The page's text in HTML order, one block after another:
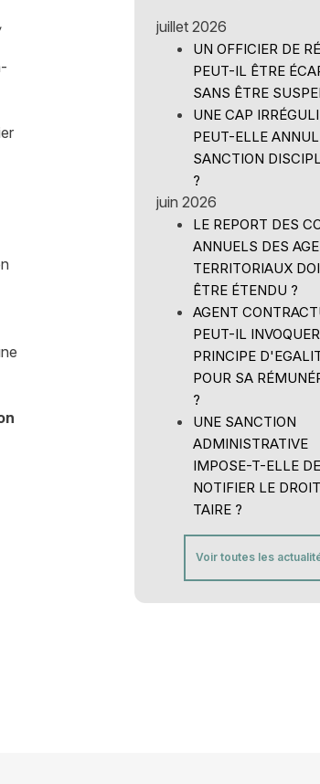
juillet 2026
UN OFFICIER DE
PEUT-IL ÊTRE
SANS ÊTRE
UNE CAP
PEUT-ELLE
SANCTION
?
juin 2026
LE REPORT DES
ANNUELS DES
TERRITORIAUX
ÊTRE ÉTENDU ?
AGENT
PEUT-IL
PRINCIPE
POUR SA
?
UNE SANCTION
ADMINISTRATIVE
IMPOSE-T-ELLE DE
NOTIFIER LE
TAIRE ?
Voir toutes les